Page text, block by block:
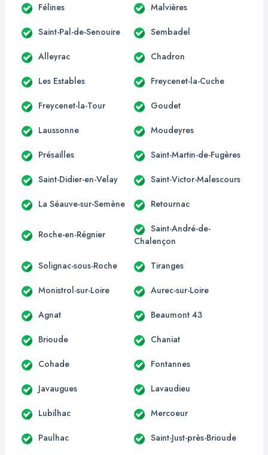
Félines Malvières
Saint-Pal-de-Senouire Sembadel
Alleyrac Chadron
Les Estables Freycenet-la-Cuche
Freycenet-la-Tour Goudet
Laussonne Moudeyres
Présailles Saint-Martin-de-Fugères
Saint-Didier-en-Velay Saint-Victor-Malescours
La Séauve-sur-Semène Retournac
Roche-en-Régnier
Saint-André-de-
Chalençon
Solignac-sous-Roche Tiranges
Monistrol-sur-Loire Aurec-sur-Loire
Agnat Beaumont 43
Brioude Chaniat
Cohade Fontannes
Javaugues Lavaudieu
Lubilhac Mercoeur
Paulhac Saint-Just-près-Brioude